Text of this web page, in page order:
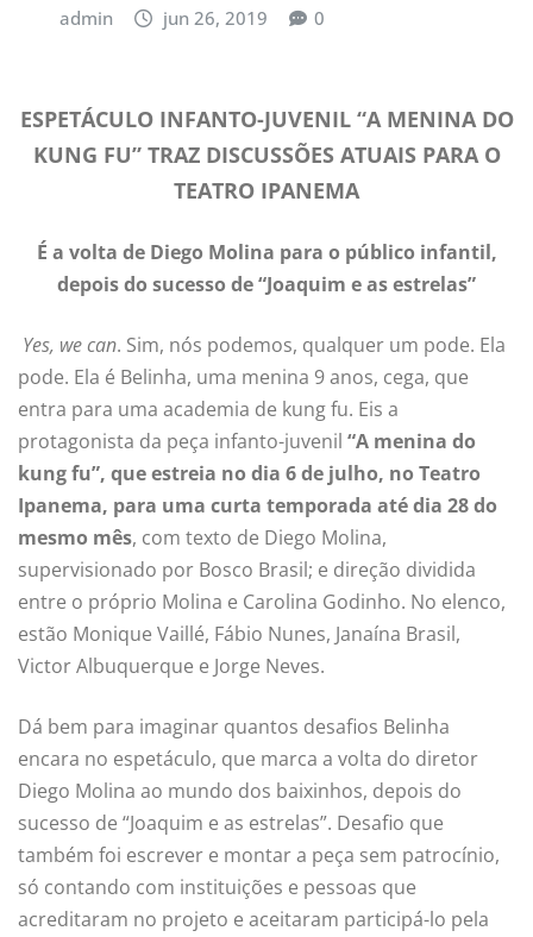
admin jun 26, 2019 0
ESPETÁCULO INFANTO-JUVENIL “A MENINA DO
KUNG FU” TRAZ DISCUSSÕES ATUAIS PARA O
TEATRO IPANEMA
É a volta de Diego Molina para o público infantil,
depois do sucesso de “Joaquim e as estrelas”
Yes, we can. Sim, nós podemos, qualquer um pode. Ela
pode. Ela é Belinha, uma menina 9 anos, cega, que
entra para uma academia de kung fu. Eis a
protagonista da peça infanto-juvenil “A menina do
kung fu”, que estreia no dia 6 de julho, no Teatro
Ipanema, para uma curta temporada até dia 28 do
mesmo mês, com texto de Diego Molina,
supervisionado por Bosco Brasil; e direção dividida
entre o próprio Molina e Carolina Godinho. No elenco,
estão Monique Vaillé, Fábio Nunes, Janaína Brasil,
Victor Albuquerque e Jorge Neves.
Dá bem para imaginar quantos desafios Belinha
encara no espetáculo, que marca a volta do diretor
Diego Molina ao mundo dos baixinhos, depois do
sucesso de “Joaquim e as estrelas”. Desafio que
também foi escrever e montar a peça sem patrocínio,
só contando com instituições e pessoas que
acreditaram no projeto e aceitaram participá-lo pela